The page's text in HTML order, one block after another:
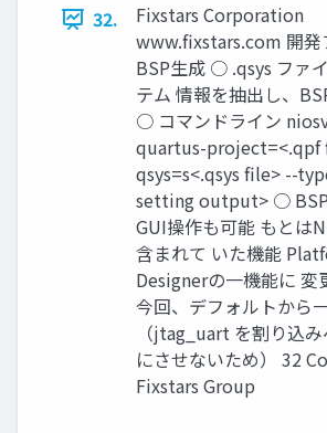
32.
Fixstars Corporation
www.ﬁxstars.com 開
BSP生成 ○ .qsys ファ
テム 情報を抽出し、
○ コマンドライン
quartus-project=<.qpf
qsys=s<.qsys file> --
setting output> ○
GUI操作も可能 もとは
含まれて いた機能
Designerの一機能に 変
今回、デフォルトから
（jtag_uart を割り込
にさせないため） 32
Fixstars Group